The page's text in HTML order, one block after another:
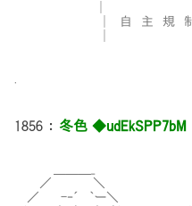
│ 自 主 規
1856 ： 冬色 ◆udEkSPP7bM
／ ＼
／ -‐´ ｀ー＼